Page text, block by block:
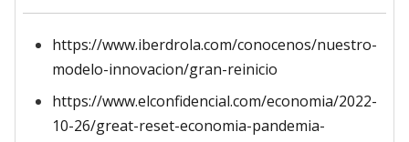
https://www.iberdrola.com/conocenos/nuestro-
modelo-innovacion/gran-reinicio
https://www.elconfidencial.com/economia/2022-
10-26/great-reset-economia-pandemia-